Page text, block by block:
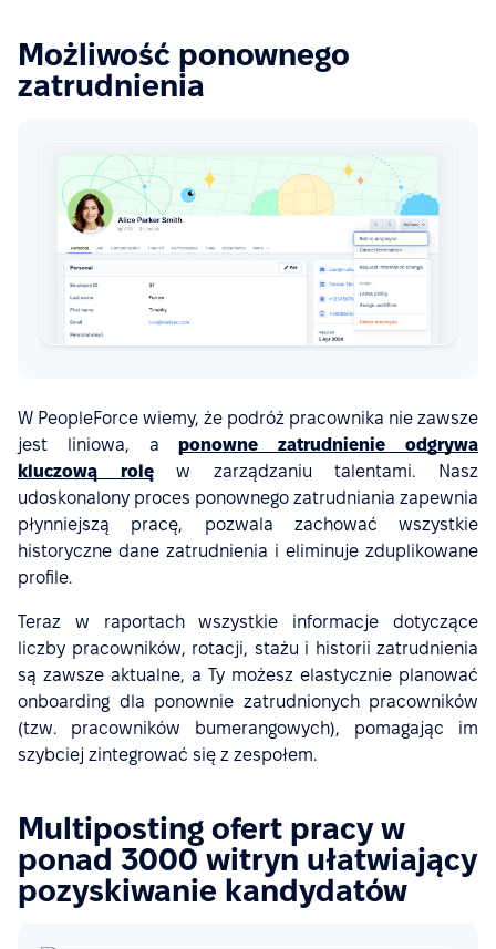
Możliwość ponownego
zatrudnienia
W PeopleForce wiemy, że podróż pracownika nie zawsze
jest liniowa, aponowne zatrudnienie odgrywa
kluczową rolęw zarządzaniu talentami. Nasz
udoskonalony proces ponownego zatrudniania zapewnia
płynniejszą pracę, pozwala zachować wszystkie
historyczne dane zatrudnienia i eliminuje zduplikowane
profile.
Teraz w raportach wszystkie informacje dotyczące
liczby pracowników, rotacji, stażu i historii zatrudnienia
są zawsze aktualne, a Ty możesz elastycznie planować
onboarding dla ponownie zatrudnionych pracowników
(tzw. pracowników bumerangowych), pomagając im
szybciej zintegrować się z zespołem.
Multiposting ofert pracy w
ponad 3000 witryn ułatwiający
pozyskiwanie kandydatów